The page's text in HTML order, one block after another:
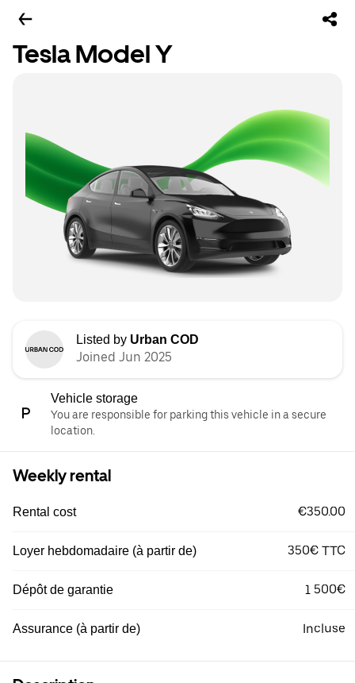
Tesla Model Y
Listed by Urban COD
Joined Jun 2025
Vehicle storage
You are responsible for parking this vehicle in a secure
location.
Weekly rental
Rental cost €350.00
Loyer hebdomadaire (à partir de) 350€ TTC
Dépôt de garantie 1 500€
Assurance (à partir de) Incluse